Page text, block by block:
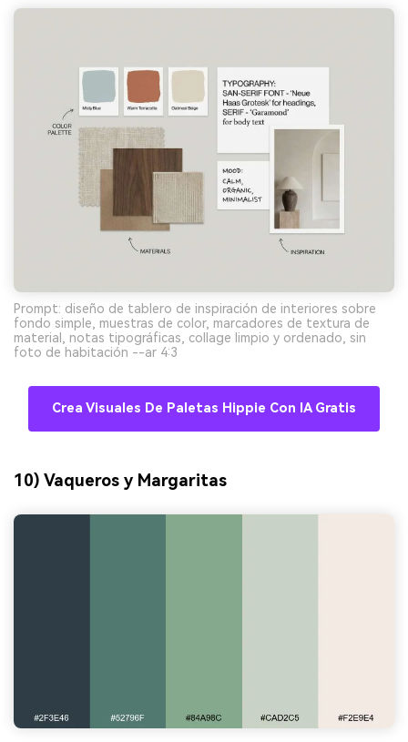
Prompt: diseño de tablero de inspiración de interiores sobre
fondo simple, muestras de color, marcadores de textura de
material, notas tipográficas, collage limpio y ordenado, sin
foto de habitación --ar 4:3
Crea Visuales De Paletas Hippie Con IA Gratis
10) Vaqueros y Margaritas